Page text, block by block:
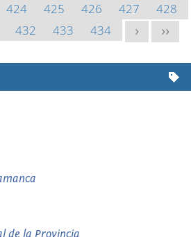
424 425 426 427
428
432 433 434 > >>
de la Provincia